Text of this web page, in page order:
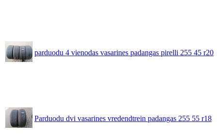
parduodu 4 vienodas vasarines padangas pirelli 255 45 r20
Parduodu dvi vasarines vredendtrein padangas 255 55 r18